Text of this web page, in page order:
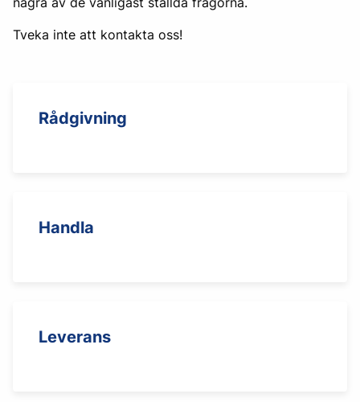
Tveka inte att kontakta oss!
Rådgivning
Handla
Leverans